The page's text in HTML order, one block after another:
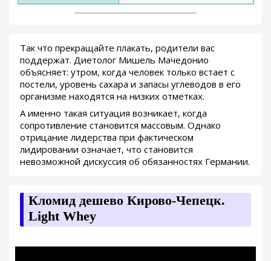
Так что прекращайте плакать, родители вас
поддержат. Диетолог Мишель Мачедонио
объясняет: утром, когда человек только встает с
постели, уровень сахара и запасы углеводов в его
организме находятся на низких отметках.
А именно такая ситуация возникает, когда
сопротивление становится массовым. Однако
отрицание лидерства при фактическом
лидировании означает, что становится
невозможной дискуссия об обязанностях Германии.
Кломид дешево Кирово-Чепецк.
Light Whey